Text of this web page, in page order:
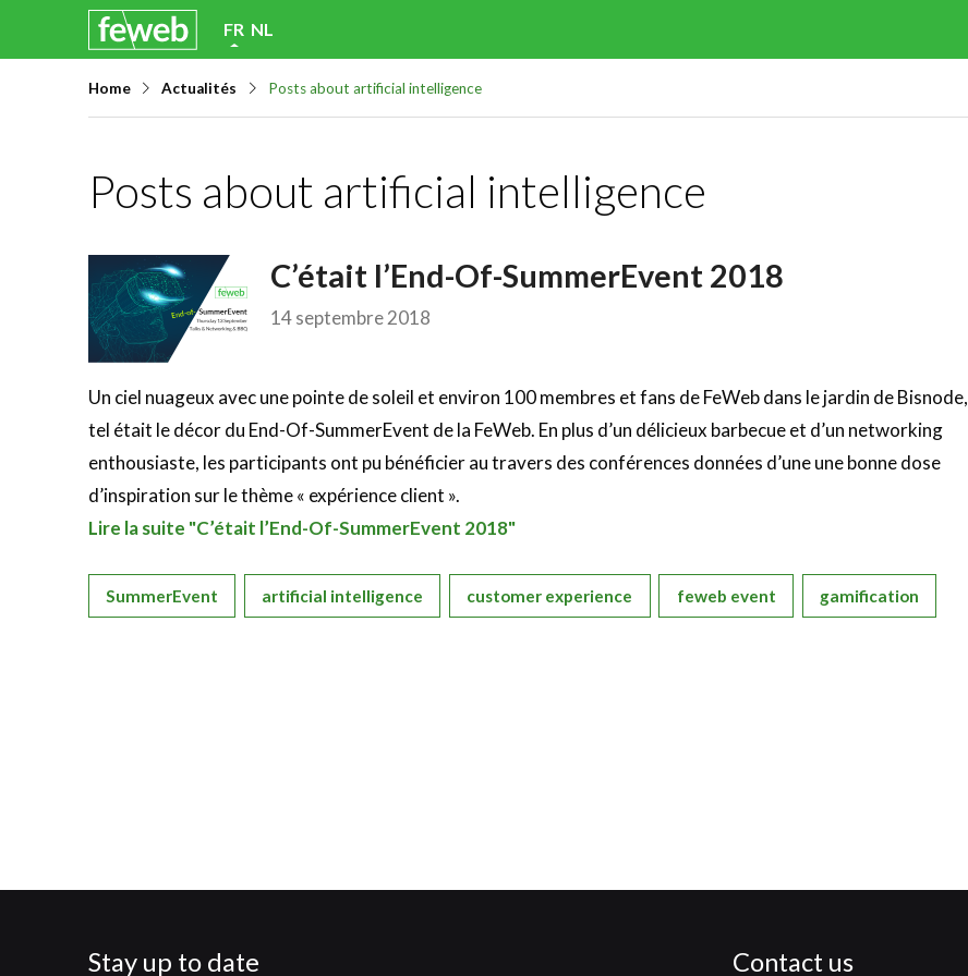
content
FR NL
Home Actualités Posts about artificial intelligence
Posts about artificial intelligence
C’était l’End-Of-SummerEvent 2018
14 septembre 2018
Un ciel nuageux avec une pointe de soleil et environ 100 membres et fans de FeWeb dans le jardin de Bisnode,
tel était le décor du End-Of-SummerEvent de la FeWeb. En plus d’un délicieux barbecue et d’un networking
enthousiaste, les participants ont pu bénéficier au travers des conférences données d’une une bonne dose
d’inspiration sur le thème « expérience client ».
Lire la suite "C’était l’End-Of-SummerEvent 2018"
SummerEvent artificial intelligence customer experience feweb event gamification
Stay up to date Contact us